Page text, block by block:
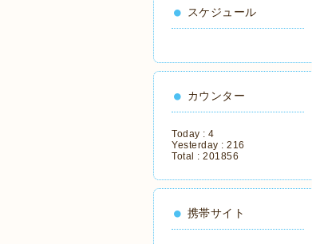
スケジュール
カウンター
Today : 4
Yesterday : 216
Total : 201856
携帯サイト